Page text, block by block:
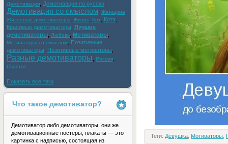
Теги: Девушка Мотиваторы
Демотивация Демотивация по русски
Демотивация со смыслом Женщина
Жизненые демотиваторы Жизнь Кот Котэ
Красивые демотиваторы Лучшие
демотиваторы
Любовь Мотиваторы
Мотиваторы со смыслом
Позитивные
демотиваторы
Позитивные мотиваторы
Разные демотиваторы Россия
Счастье
Показать все теги
Что такое демотиватор?
Демотиватор либо демотиваторы, они же
демотивационные постеры, плакаты — это
картинка с надписью, состоящая из